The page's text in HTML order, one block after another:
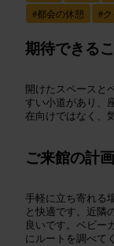
#都会の休憩 #
期待できる
開けたスペースと
すい小道があり、
在向けではなく、
ご来館の計画
手軽に立ち寄れる
と快適です。近隣
良いです。ベビー
にルートを調べて